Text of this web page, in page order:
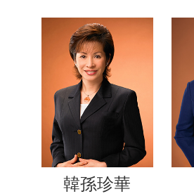
韓孫珍華